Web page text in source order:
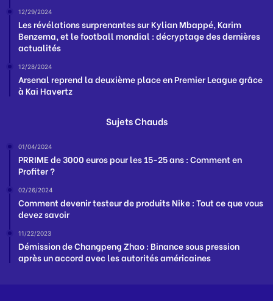
12/29/2024
Les révélations surprenantes sur Kylian Mbappé, Karim
Benzema, et le football mondial : décryptage des dernières
actualités
12/28/2024
Arsenal reprend la deuxième place en Premier League grâce
à Kai Havertz
Sujets Chauds
01/04/2024
PRRIME de 3000 euros pour les 15-25 ans : Comment en
Profiter ?
02/26/2024
Comment devenir testeur de produits Nike : Tout ce que vous
devez savoir
11/22/2023
Démission de Changpeng Zhao : Binance sous pression
après un accord avec les autorités américaines